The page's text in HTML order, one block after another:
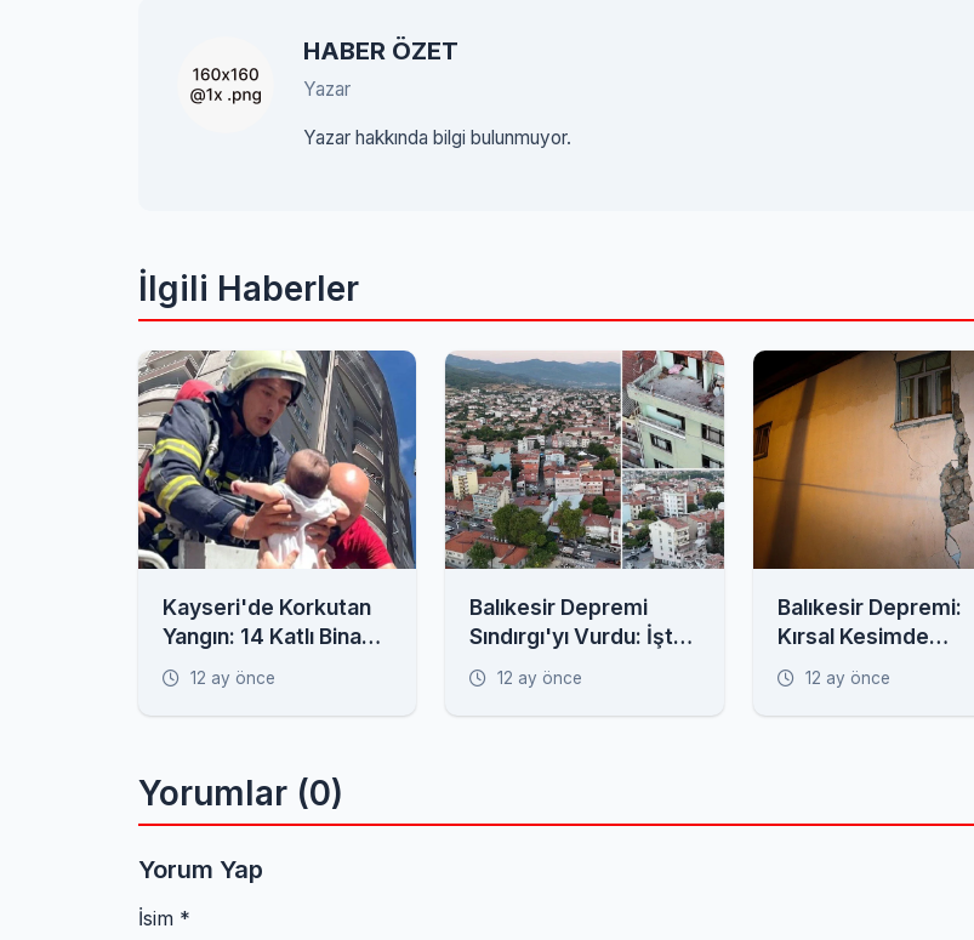
HABER ÖZET
Yazar
Yazar hakkında bilgi bulunmuyor.
İlgili Haberler
Kayseri'de Korkutan
Yangın: 14 Katlı Bina
Alevlere Teslim,
Mahsur Kalanlar Var!
12 ay önce
Balıkesir Depremi
Sındırgı'yı Vurdu: İşte
Havadan Görüntüler
12 ay önce
Balıkesir Depremi:
Kırsal Kesimde
Evlerde Derin
Çatlaklar Oluştu,
Minare Yıkıldı
12 ay önce
Yorumlar (0)
Yorum Yap
İsim *